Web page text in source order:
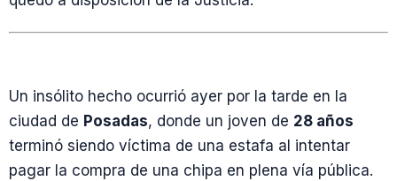
Un insólito hecho ocurrió ayer por la tarde en la
ciudad de Posadas, donde un joven de 28 años
terminó siendo víctima de una estafa al intentar
pagar la compra de una chipa en plena vía pública.